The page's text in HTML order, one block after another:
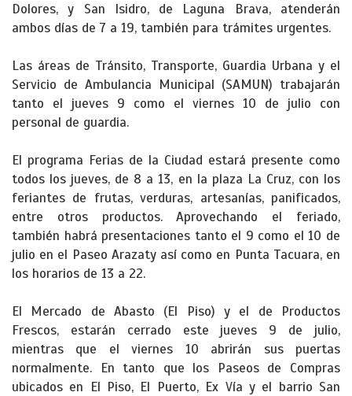
Dolores, y San Isidro, de Laguna Brava, atenderán
ambos días de 7 a 19, también para trámites urgentes.
Las áreas de Tránsito, Transporte, Guardia Urbana y el
Servicio de Ambulancia Municipal (SAMUN) trabajarán
tanto el jueves 9 como el viernes 10 de julio con
personal de guardia.
El programa Ferias de la Ciudad estará presente como
todos los jueves, de 8 a 13, en la plaza La Cruz, con los
feriantes de frutas, verduras, artesanías, panificados,
entre otros productos. Aprovechando el feriado,
también habrá presentaciones tanto el 9 como el 10 de
julio en el Paseo Arazaty así como en Punta Tacuara, en
los horarios de 13 a 22.
El Mercado de Abasto (El Piso) y el de Productos
Frescos, estarán cerrado este jueves 9 de julio,
mientras que el viernes 10 abrirán sus puertas
normalmente. En tanto que los Paseos de Compras
ubicados en El Piso, El Puerto, Ex Vía y el barrio San